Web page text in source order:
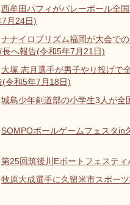
西牟田パフィがバレーボール全
月24日)
ナナイロプリズム福岡が大会で
へ報告(令和5年7月21日)
大塚 志月選手が男子やり投げで
令和5年7月18日)
城島少年剣道部の小学生3人が全
SOMPOボールゲームフェスタin
第25回筑後川Eボートフェスティ
牧原大成選手に久留米市スポー